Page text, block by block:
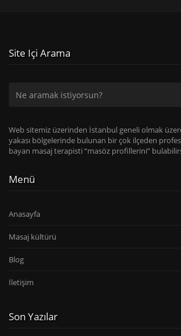
Site Içi Arama
Web sitemiz üzerinden İstanbul geneli olmak
yakası bölgelerinde bulunan bir çok ilçeden
bayan masaj terapisti “masöz profillerini”
Menü
Anasayfa
Masaj kültürü
Blog
İletişim
Son Yazılar